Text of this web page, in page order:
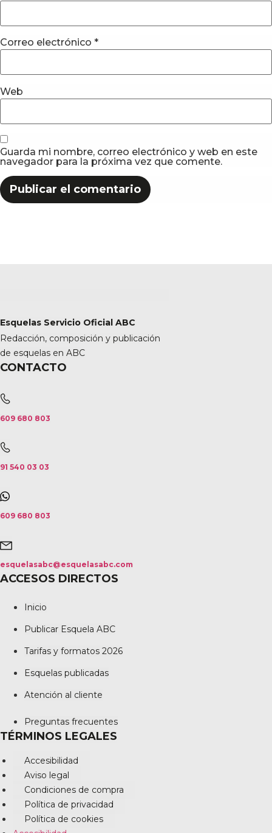
Correo electrónico *
Web
Guarda mi nombre, correo electrónico y web en este
navegador para la próxima vez que comente.
Esquelas Servicio Oficial ABC
Redacción, composición y publicación
de esquelas en ABC
CONTACTO
609 680 803
91 540 03 03
609 680 803
esquelasabc@esquelasabc.com
ACCESOS DIRECTOS
Inicio
Publicar Esquela ABC
Tarifas y formatos 2026
Esquelas publicadas
Atención al cliente
Preguntas frecuentes
TÉRMINOS LEGALES
Accesibilidad
Aviso legal
Condiciones de compra
Política de privacidad
Política de cookies